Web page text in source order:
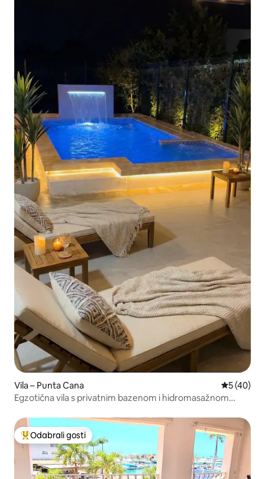
Vila – Punta Cana Prosječna
5 (40)
Egzotična vila s privatnim bazenom i hidromasažnom
Među najviše rangiranima s oznakom „Odabrali gosti”
Odabrali gosti